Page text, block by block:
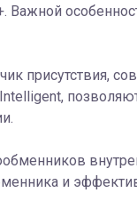
присутствия,
и